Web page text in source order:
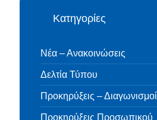
Κατηγορίες
Νέα – Ανακοινώσεις
Δελτία Τύπου
Προκηρύξεις – Διαγωνισμοί
Προκηρύξεις Προσωπικού